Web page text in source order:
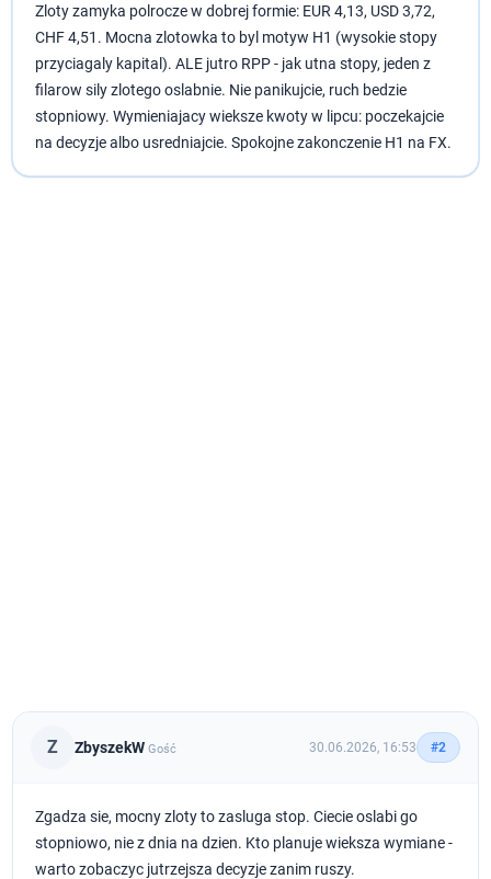
Zloty zamyka polrocze w dobrej formie: EUR 4,13, USD 3,72,
CHF 4,51. Mocna zlotowka to byl motyw H1 (wysokie stopy
przyciagaly kapital). ALE jutro RPP - jak utna stopy, jeden z
filarow sily zlotego oslabnie. Nie panikujcie, ruch bedzie
stopniowy. Wymieniajacy wieksze kwoty w lipcu: poczekajcie
na decyzje albo usredniajcie. Spokojne zakonczenie H1 na FX.
Z ZbyszekW Gość 30.06.2026, 16:53 #2
Zgadza sie, mocny zloty to zasluga stop. Ciecie oslabi go
stopniowo, nie z dnia na dzien. Kto planuje wieksza wymiane -
warto zobaczyc jutrzejsza decyzje zanim ruszy.